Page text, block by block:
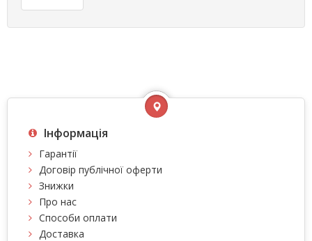
Інформація
Гарантії
Договір публічної оферти
Знижки
Про нас
Способи оплати
Доставка